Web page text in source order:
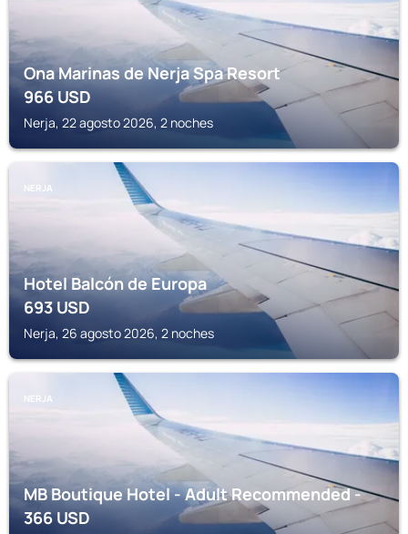
Ona Marinas de Nerja Spa Resort
966USD
Nerja, 22 agosto 2026, 2 noches
NERJA
Hotel Balcón de Europa
693USD
Nerja, 26 agosto 2026, 2 noches
NERJA
MB Boutique Hotel - Adult Recommended -
366USD